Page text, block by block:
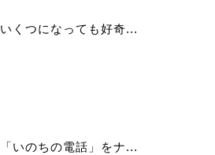
いくつになっても好奇...
「いのちの電話」をナ...